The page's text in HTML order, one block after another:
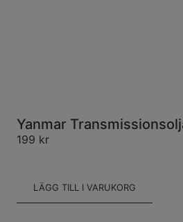
Yanmar
199 kr
LÄGG TILL I VARUKORG